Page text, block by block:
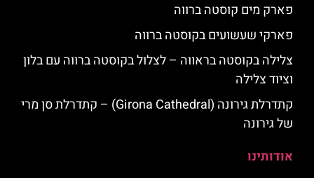
פארק מים קוסטה ברווה
פארקי שעשועים בקוסטה ברווה
צלילה בקוסטה בראווה – לצלול בקוסטה ברווה עם בלון
וציוד צלילה
קתדרלת גירונה (Girona Cathedral) – קתדרלת סן מרי
של גירונה
אודותינו